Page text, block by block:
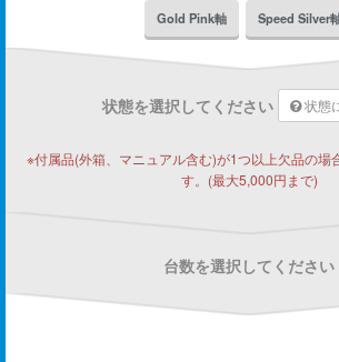
Gold Pink軸 Speed Silver
状態を選択してください 状態
※付属品(外箱、マニュアル含む)が1つ以上欠品の場
す。(最大5,000円まで)
台数を選択してください